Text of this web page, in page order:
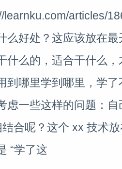
learnku.com/
么好处？这应该放在
什么的，适合干什么
到哪里学到哪里，学
虑一些这样的问题：
合呢？这个 xx 技术
“学了这